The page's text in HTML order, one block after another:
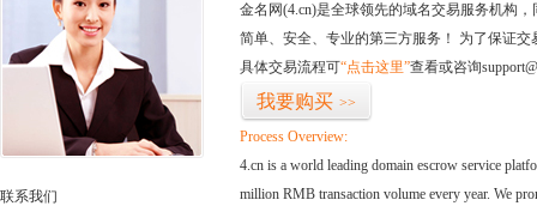
联系我们
金名网(4.cn)是全球领先的域名交易服务机构
简单、安全、专业的第三方服务！ 为了保证
具体交易流程可“点击这里”查看或咨询
我要购买 >>
Process Overview:
4.cn is a world leading domain escrow service
million RMB transaction volume every year. We